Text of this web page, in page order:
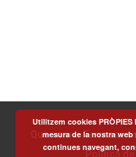
Què som Termes i
Política
Utilitzem cookies PRÒPIES
mesura de la nostra
continues navegant,